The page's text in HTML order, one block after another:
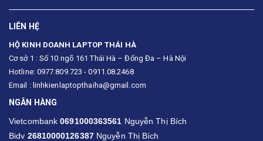
LIÊN HỆ
HỘ KINH DOANH LAPTOP THÁI HÀ
Cơ sở 1 : Số 10 ngõ 161 Thái Hà – Đống Đa – Hà Nội
Hotline: 0977.809.723 - 0911.08.2468
Email : linhkienlaptopthaiha@gmail.com
NGÂN HÀNG
Vietcombank0691000363561 Nguyễn Thị Bích
Bidv 26810000126387Nguyễn Thị Bích